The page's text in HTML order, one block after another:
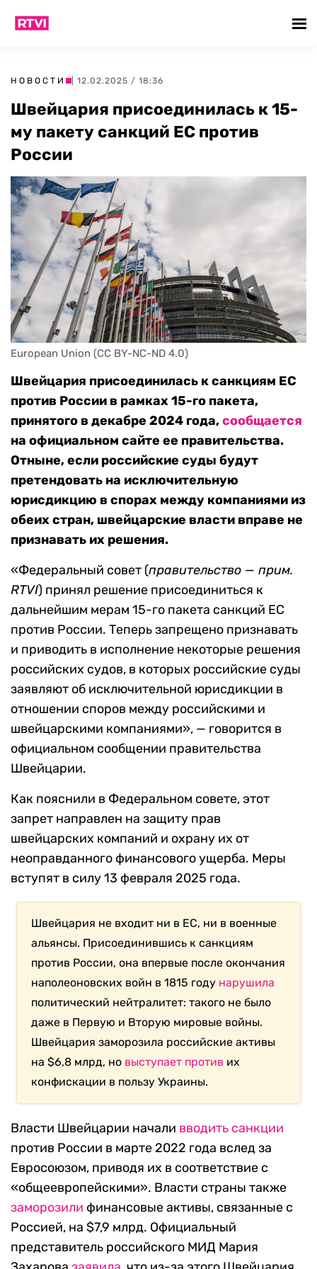
НОВОСТИ | 12.02.2025 / 18:36
Швейцария присоединилась к 15-
му пакету санкций ЕС против
России
European Union (CC BY-NC-ND 4.0)
Швейцария присоединилась к санкциям ЕС
против России в рамках 15-го пакета,
принятого в декабре 2024 года,сообщается
на официальном сайте ее правительства.
Отныне, если российские суды будут
претендовать на исключительную
юрисдикцию в спорах между компаниями из
обеих стран, швейцарские власти вправе не
признавать их решения.
«Федеральный совет (правительство — прим.
RTVI) принял решение присоединиться к
дальнейшим мерам 15-го пакета санкций ЕС
против России. Теперь запрещено признавать
и приводить в исполнение некоторые решения
российских судов, в которых российские суды
заявляют об исключительной юрисдикции в
отношении споров между российскими и
швейцарскими компаниями», — говорится в
официальном сообщении правительства
Швейцарии.
Как пояснили в Федеральном совете, этот
запрет направлен на защиту прав
швейцарских компаний и охрану их от
неоправданного финансового ущерба. Меры
вступят в силу 13 февраля 2025 года.
Швейцария не входит ни в ЕС, ни в военные
альянсы. Присоединившись к санкциям
против России, она впервые после окончания
наполеоновских войн в 1815 году нарушила
политический нейтралитет: такого не было
даже в Первую и Вторую мировые войны.
Швейцария заморозила российские активы
на $6,8 млрд, но выступает против их
конфискации в пользу Украины.
Власти Швейцарии начали вводить санкции
против России в марте 2022 года вслед за
Евросоюзом, приводя их в соответствие с
«общеевропейскими». Власти страны также
заморозили финансовые активы, связанные с
Россией, на $7,9 млрд. Официальный
представитель российского МИД Мария